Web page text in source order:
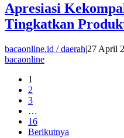
Apresiasi
Tingkatkan
bacaonline.id / daerah|27 April
bacaonline
1
2
3
…
16
Berikutnya